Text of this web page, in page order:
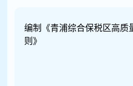
编制《青浦综合保税区高质
则》